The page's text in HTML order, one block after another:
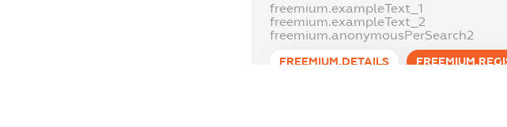
freemium.exampleText_1
freemium.exampleText_2
freemium.anonymousPerSearch2
FREEMIUM.DETAILS